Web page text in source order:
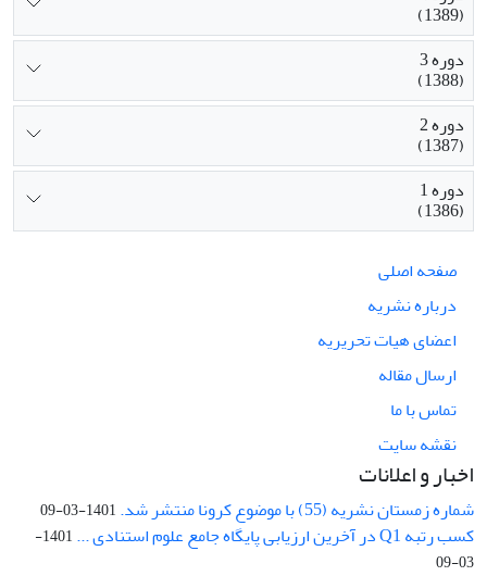
(1389)
دوره 3
(1388)
دوره 2
(1387)
دوره 1
(1386)
صفحه اصلی
درباره نشریه
اعضای هیات تحریریه
ارسال مقاله
تماس با ما
نقشه سایت
اخبار و اعلانات
شماره زمستان نشریه (55) با موضوع کرونا منتشر شد. 1401-03-09
کسب رتبه Q1 در آخرین ارزیابی پایگاه جامع علوم استنادی ...
1401-
03-09